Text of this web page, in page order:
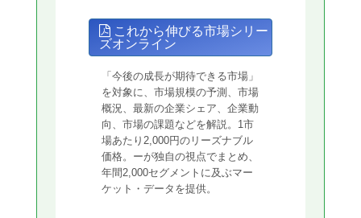
これから伸びる市場シリー
ズオンライン
「今後の成長が期待できる市場」
を対象に、市場規模の予測、市場
概況、最新の企業シェア、企業動
向、市場の課題などを解説。1市
場あたり2,000円のリーズナブル
価格。ーが独自の視点でまとめ、
年間2,000セグメントに及ぶマー
ケット・データを提供。